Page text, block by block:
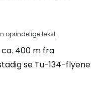
oprindelige tekst
400 m fra
se Tu-134-flyene